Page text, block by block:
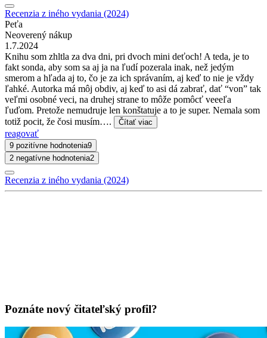
Recenzia z iného vydania (2024)
Peťa
Neoverený nákup
1.7.2024
Knihu som zhltla za dva dni, pri dvoch mini deťoch! A teda, je to
fakt sonda, aby som sa aj ja na ľudí pozerala inak, než jedým
smerom a hľada aj to, čo je za ich správaním, aj keď to nie je vždy
ľahké. Autorka má môj obdiv, aj keď to asi dá zabrať, dať “von” tak
veľmi osobné veci, na druhej strane to môže pomôcť veeeľa
ľuďom. Pretože nemudruje len konštatuje a to je super. Nemala som
totiž pocit, že čosi musím….
Čítať viac
reagovať
9 pozitívne hodnotenia9
2 negatívne hodnotenia2
Recenzia z iného vydania (2024)
Poznáte nový čitateľský profil?